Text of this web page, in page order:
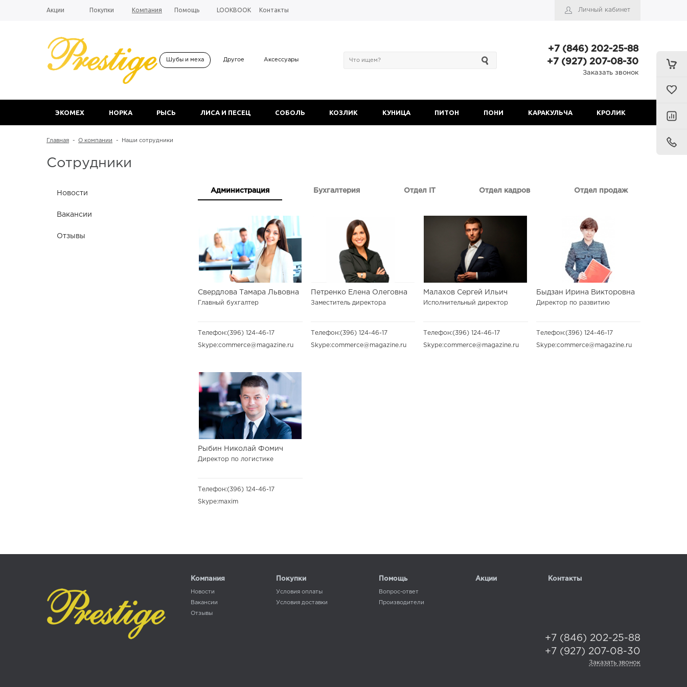
Личный кабинет
Акции Покупки Компания Помощь LOOKBOOK Контакты
Шубы и меха Другое Аксессуары
+7 (846) 202-25-88
+7 (927) 207-08-30
Заказать звонок
ЭКОМЕХ НОРКА РЫСЬ ЛИСА И ПЕСЕЦ СОБОЛЬ КОЗЛИК КУНИЦА ПИТОН ПОНИ КАРАКУЛЬЧА КРОЛИК
Главная - О компании - Наши сотрудники
Сотрудники
Новости
Вакансии
Отзывы
Администрация Бухгалтерия Отдел IT Отдел кадров Отдел продаж
Свердлова Тамара Львовна
Главный бухгалтер
Телефон:(396) 124-46-17
Skype:commerce@magazine.ru
Петренко Елена Олеговна
Заместитель директора
Телефон:(396) 124-46-17
Skype:commerce@magazine.ru
Малахов Сергей Ильич
Исполнительный директор
Телефон:(396) 124-46-17
Skype:commerce@magazine.ru
Быдзан Ирина Викторовна
Директор по развитию
Телефон:(396) 124-46-17
Skype:commerce@magazine.ru
Рыбин Николай Фомич
Директор по логистике
Телефон:(396) 124-46-17
Skype:maxim
Компания
Новости
Вакансии
Отзывы
Покупки
Условия оплаты
Условия доставки
Помощь
Вопрос-ответ
Производители
Акции Контакты
+7 (846) 202-25-88
+7 (927) 207-08-30
Заказать звонок